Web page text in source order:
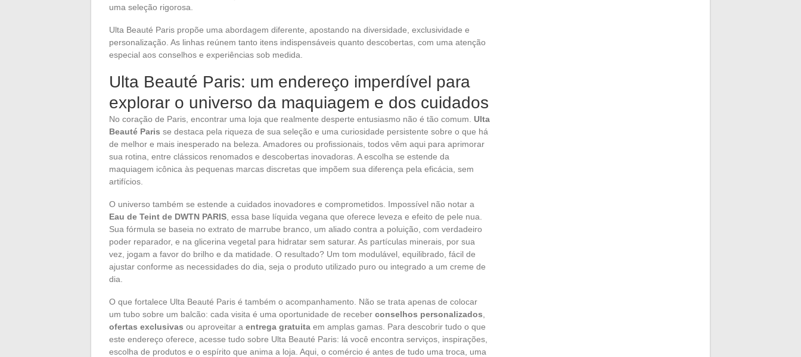
uma seleção rigorosa.
Ulta Beauté Paris propõe uma abordagem diferente, apostando na diversidade, exclusividade e
personalização. As linhas reúnem tanto itens indispensáveis quanto descobertas, com uma atenção
especial aos conselhos e experiências sob medida.
Ulta Beauté Paris: um endereço imperdível para
explorar o universo da maquiagem e dos cuidados
No coração de Paris, encontrar uma loja que realmente desperte entusiasmo não é tão comum. Ulta
Beauté Paris se destaca pela riqueza de sua seleção e uma curiosidade persistente sobre o que há
de melhor e mais inesperado na beleza. Amadores ou profissionais, todos vêm aqui para aprimorar
sua rotina, entre clássicos renomados e descobertas inovadoras. A escolha se estende da
maquiagem icônica às pequenas marcas discretas que impõem sua diferença pela eficácia, sem
artifícios.
O universo também se estende a cuidados inovadores e comprometidos. Impossível não notar a
Eau de Teint de DWTN PARIS , essa base líquida vegana que oferece leveza e efeito de pele nua.
Sua fórmula se baseia no extrato de marrube branco, um aliado contra a poluição, com verdadeiro
poder reparador, e na glicerina vegetal para hidratar sem saturar. As partículas minerais, por sua
vez, jogam a favor do brilho e da matidade. O resultado? Um tom modulável, equilibrado, fácil de
ajustar conforme as necessidades do dia, seja o produto utilizado puro ou integrado a um creme de
dia.
O que fortalece Ulta Beauté Paris é também o acompanhamento. Não se trata apenas de colocar
um tubo sobre um balcão: cada visita é uma oportunidade de receber conselhos personalizados
ofertas exclusivas ou aproveitar a entrega gratuita em amplas gamas. Para descobrir tudo o que
este endereço oferece, acesse tudo sobre Ulta Beauté Paris: lá você encontra serviços, inspirações,
escolha de produtos e o espírito que anima a loja. Aqui, o comércio é antes de tudo uma troca, uma